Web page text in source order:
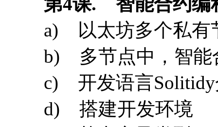
d) 搭建开发环境
e) 基本变量类型
第 课. Solitidy复杂
a) 枚举